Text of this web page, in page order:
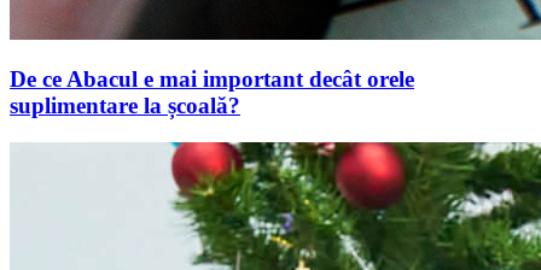
De ce Abacul e mai important decât orele
suplimentare la școală?